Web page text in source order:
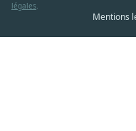
légales.
Mentions